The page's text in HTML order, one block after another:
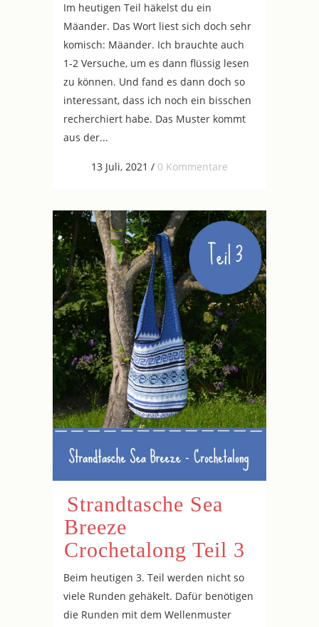
Im heutigen Teil häkelst du ein
Mäander. Das Wort liest sich doch sehr
komisch: Mäander. Ich brauchte auch
1-2 Versuche, um es dann flüssig lesen
zu können. Und fand es dann doch so
interessant, dass ich noch ein bisschen
recherchiert habe. Das Muster kommt
aus der...
13 Juli, 2021 / 0 Kommentare
Strandtasche Sea
Breeze
Crochetalong Teil 3
Beim heutigen 3. Teil werden nicht so
viele Runden gehäkelt. Dafür benötigen
die Runden mit dem Wellenmuster